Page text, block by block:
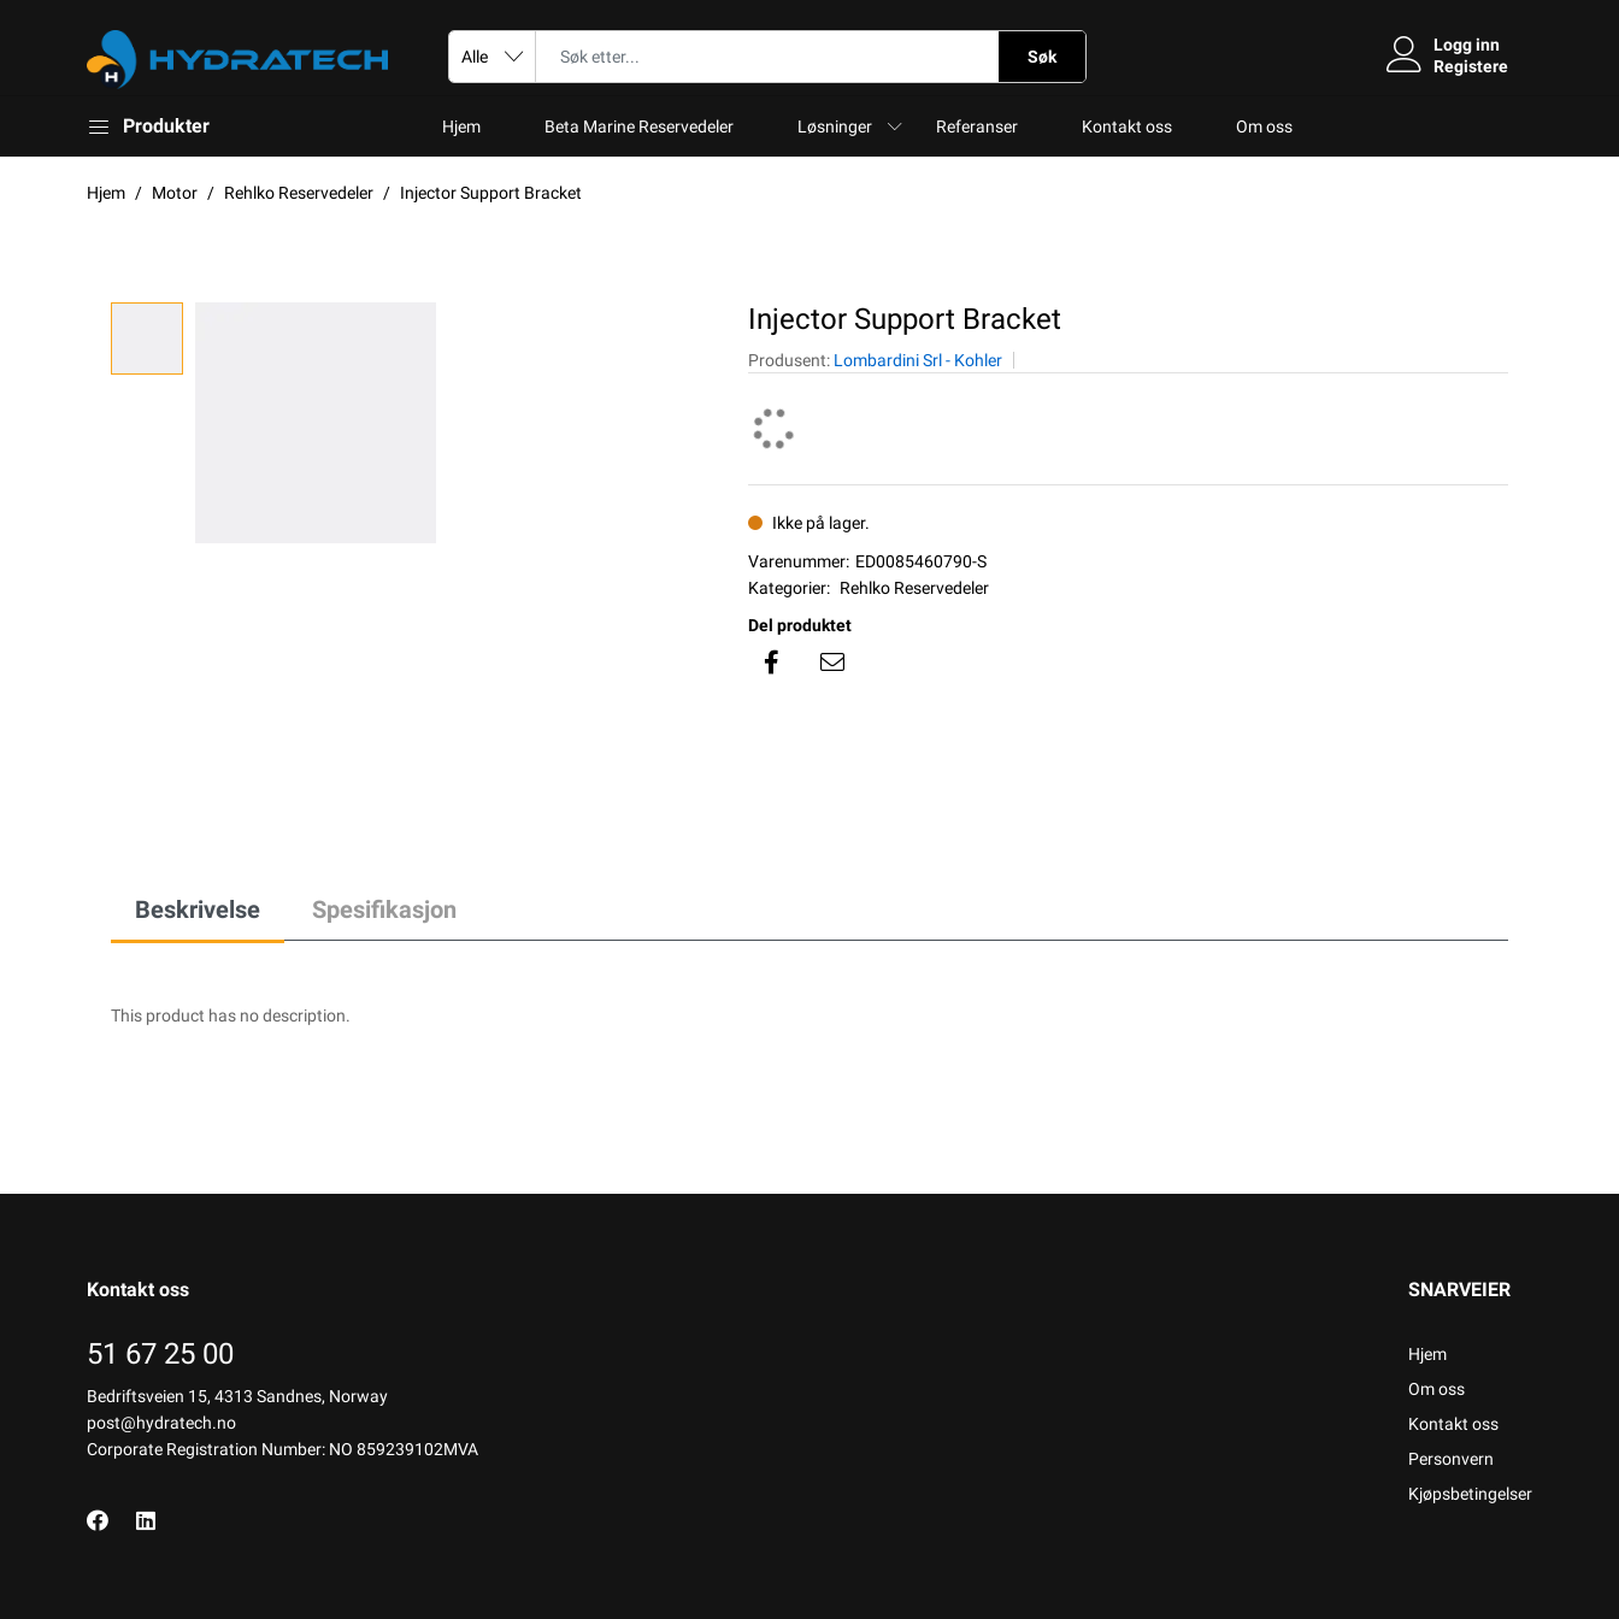
Søk
Logg inn
Registere
Produkter Hjem Beta Marine Reservedeler Løsninger Referanser Kontakt oss Om oss
Hjem Motor Rehlko Reservedeler Injector Support Bracket
Injector Support Bracket
Produsent: Lombardini Srl - Kohler
Ikke på lager.
Varenummer: ED0085460790-S
Kategorier: Rehlko Reservedeler
Del produktet
Beskrivelse Spesifikasjon
This product has no description.
Kontakt oss
51 67 25 00
Bedriftsveien 15, 4313 Sandnes, Norway
post@hydratech.no
Corporate Registration Number: NO 859239102MVA
SNARVEIER
Hjem
Om oss
Kontakt oss
Personvern
Kjøpsbetingelser